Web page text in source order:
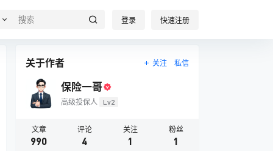
登录 快速注册
关于作者 关注 私信
保险一哥
高级投保人 Lv2
文章
990
评论
4
关注
1
粉丝
1